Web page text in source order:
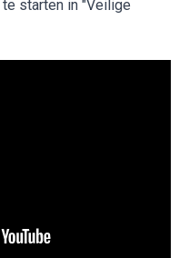
starten in "Veilige